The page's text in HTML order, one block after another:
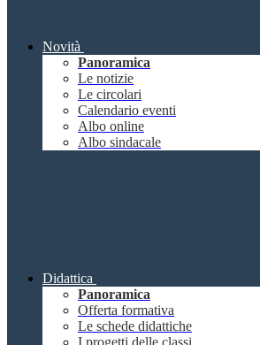
Novità
Panoramica
Le notizie
Le circolari
Calendario eventi
Albo online
Albo sindacale
Didattica
Panoramica
Offerta formativa
Le schede didattiche